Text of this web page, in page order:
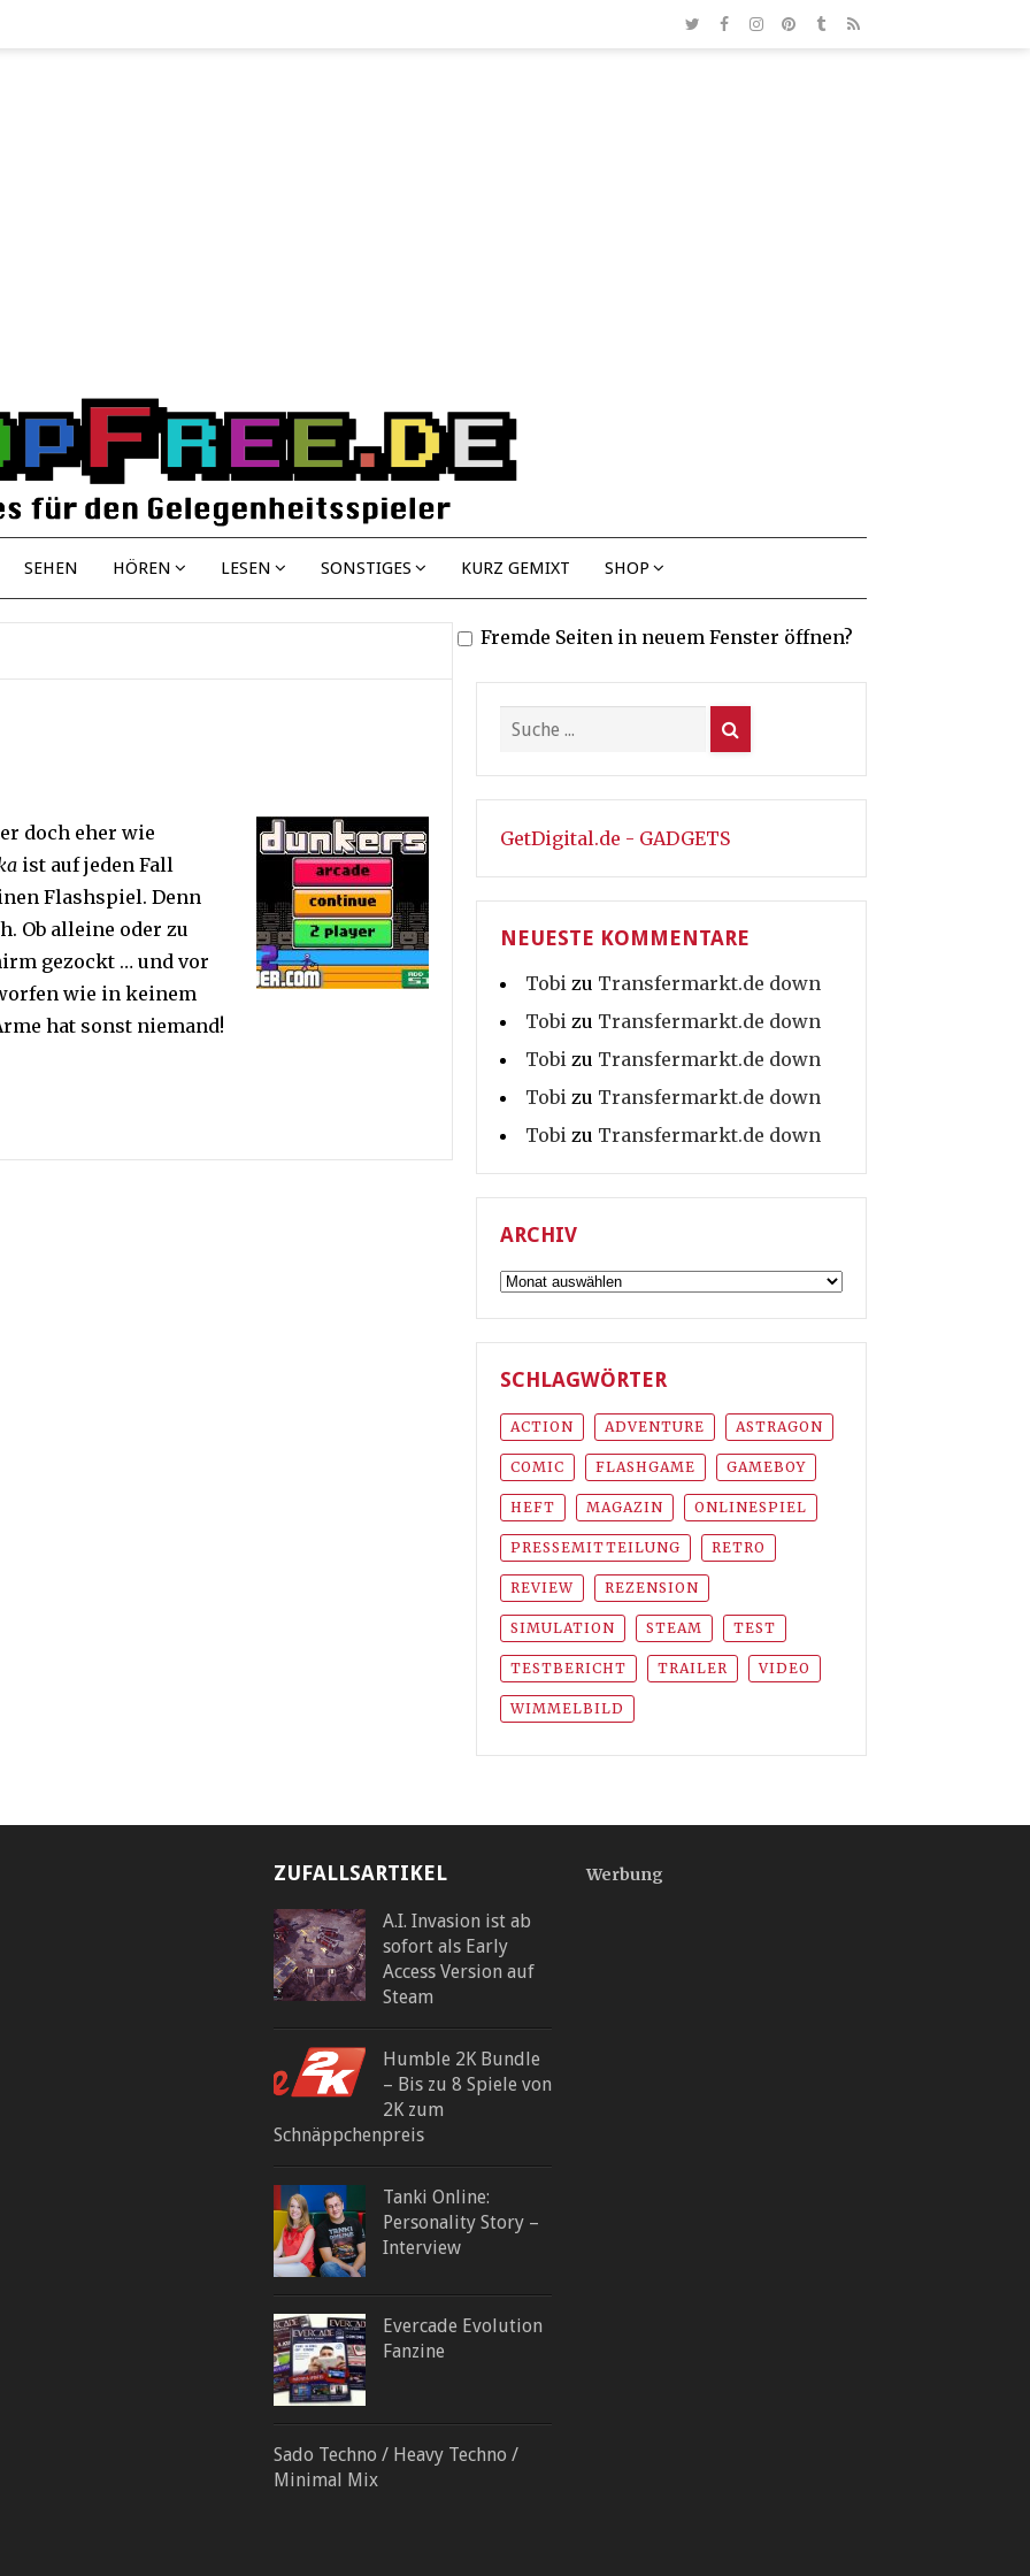
SEHEN HÖREN LESEN SONSTIGES KURZ GEMIXT SHOP
doch eher wie
ist auf jeden Fall
Flashspiel. Denn
Ob alleine oder zu
gezockt … und vor
wie in keinem
hat sonst niemand!
Fremde Seiten in neuem Fenster öffnen?
GetDigital.de - GADGETS
NEUESTE KOMMENTARE
Tobi zu Transfermarkt.de down
Tobi zu Transfermarkt.de down
Tobi zu Transfermarkt.de down
Tobi zu Transfermarkt.de down
Tobi zu Transfermarkt.de down
ARCHIV
Archiv
SCHLAGWÖRTER
ACTION ADVENTURE ASTRAGON
COMIC FLASHGAME GAMEBOY
HEFT MAGAZIN ONLINESPIEL
PRESSEMITTEILUNG RETRO
REVIEW REZENSION
SIMULATION STEAM TEST
TESTBERICHT TRAILER VIDEO
WIMMELBILD
ZUFALLSARTIKEL
A.I. Invasion ist ab
sofort als Early
Access Version auf
Steam
Humble 2K Bundle
– Bis zu 8 Spiele von
2K zum
Schnäppchenpreis
Tanki Online:
Personality Story –
Interview
Evercade Evolution
Fanzine
Sado Techno / Heavy Techno /
Minimal Mix
Werbung